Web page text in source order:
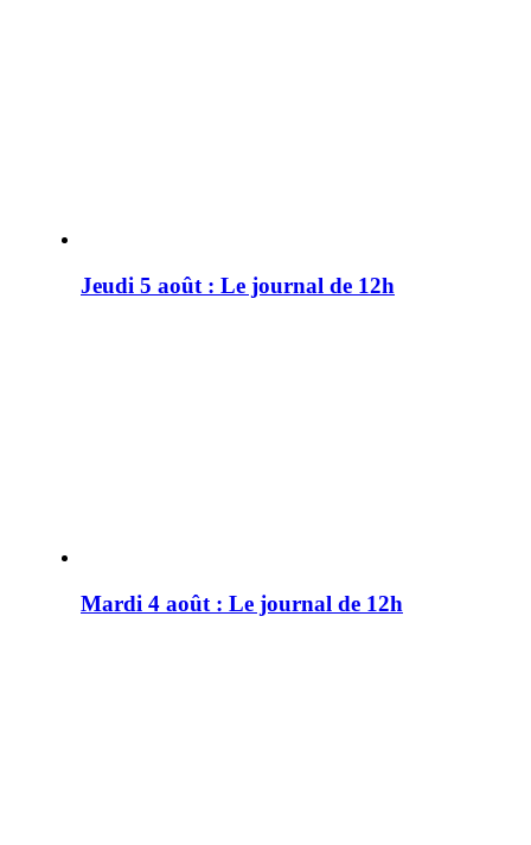
Jeudi 5 août : Le journal de 12h
Mardi 4 août : Le journal de 12h